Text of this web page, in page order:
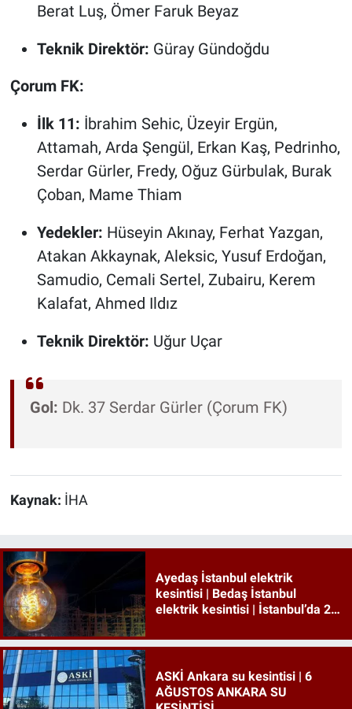
Berat Luş, Ömer Faruk Beyaz
Teknik Direktör: Güray Gündoğdu
Çorum FK:
İlk 11: İbrahim Sehic, Üzeyir Ergün,
Attamah, Arda Şengül, Erkan Kaş, Pedrinho,
Serdar Gürler, Fredy, Oğuz Gürbulak, Burak
Çoban, Mame Thiam
Yedekler: Hüseyin Akınay, Ferhat Yazgan,
Atakan Akkaynak, Aleksic, Yusuf Erdoğan,
Samudio, Cemali Sertel, Zubairu, Kerem
Kalafat, Ahmed Ildız
Teknik Direktör: Uğur Uçar
Gol: Dk. 37 Serdar Gürler (Çorum FK)
Kaynak: İHA
Ayedaş İstanbul elektrik
kesintisi | Bedaş İstanbul
elektrik kesintisi | İstanbul’da 21
ASKİ Ankara su kesintisi | 6
AĞUSTOS ANKARA SU